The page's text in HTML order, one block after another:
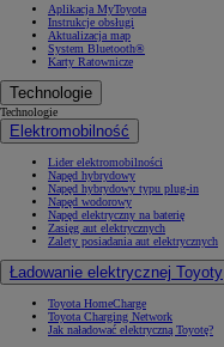
Aplikacja MyToyota
Instrukcje obsługi
Aktualizacja map
System Bluetooth®
Karty Ratownicze
Technologie
Technologie
Elektromobilność
Lider elektromobilności
Napęd hybrydowy
Napęd hybrydowy typu plug-in
Napęd wodorowy
Napęd elektryczny na baterię
Zasięg aut elektrycznych
Zalety posiadania aut elektrycznych
Ładowanie elektrycznej Toyoty
Toyota HomeCharge
Toyota Charging Network
Jak naładować elektryczną Toyotę?